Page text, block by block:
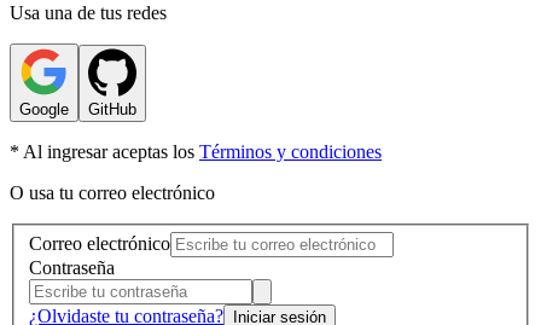
Usa una de tus redes
Google GitHub
* Al ingresar aceptas los Términos y condiciones
O usa tu correo electrónico
Correo electrónico
Contraseña
¿Olvidaste tu contraseña? Iniciar sesión